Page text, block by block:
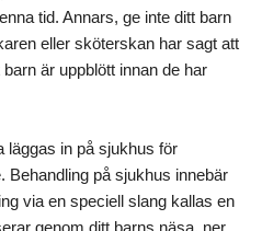
tid. Annars, ge inte ditt barn
eller sköterskan har sagt att
är uppblött innan de har
läggas in på sjukhus för
Behandling på sjukhus innebär
via en speciell slang kallas en
genom ditt barns näsa, ner